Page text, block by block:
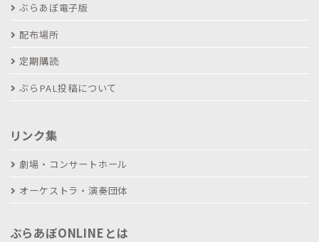
ぶらあぼ電子版
配布場所
定期購読
ぶらPAL投稿について
リンク集
劇場・コンサートホール
オーケストラ・演奏団体
ぶらあぼONLINEとは